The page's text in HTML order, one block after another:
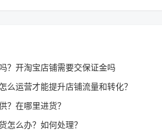
？开淘宝店铺需要交保证金吗
么运营才能提升店铺流量和转化？
？在哪里进货？
怎么办？如何处理？